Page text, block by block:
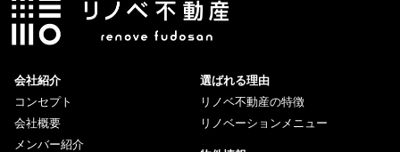
会社紹介
コンセプト
会社概要
メンバー紹介
選ばれる理由
リノベ不動産の特徴
リノベーションメニュー